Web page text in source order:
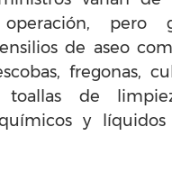
pero
de aseo
fregonas,
toallas de
y